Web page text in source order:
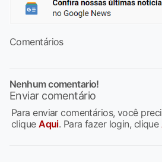
Comentários
Nenhum comentario!
Enviar comentário
Para enviar comentários, você
cliqueAqui. Para fazer login, clique